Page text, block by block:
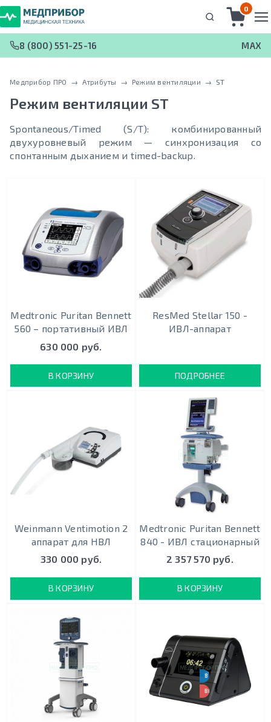
0
8 (800) 551-25-16 MAX
Медприбор ПРО → Атрибуты → Режим вентиляции → ST
Режим вентиляции ST
Spontaneous/Timed (S/T): комбинированный
двухуровневый режим — синхронизация со
спонтанным дыханием и timed-backup.
Medtronic Puritan Bennett
560 – портативный ИВЛ
630 000 руб.
В КОРЗИНУ
ResMed Stellar 150 -
ИВЛ-аппарат
ПОДРОБНЕЕ
Weinmann Ventimotion 2
аппарат для НВЛ
330 000 руб.
В КОРЗИНУ
Medtronic Puritan Bennett
840 - ИВЛ стационарный
2 357 570 руб.
В КОРЗИНУ
8 РЕЖИМОВ РАБОТЫ
ВЫГОДНАЯ ЦЕНА